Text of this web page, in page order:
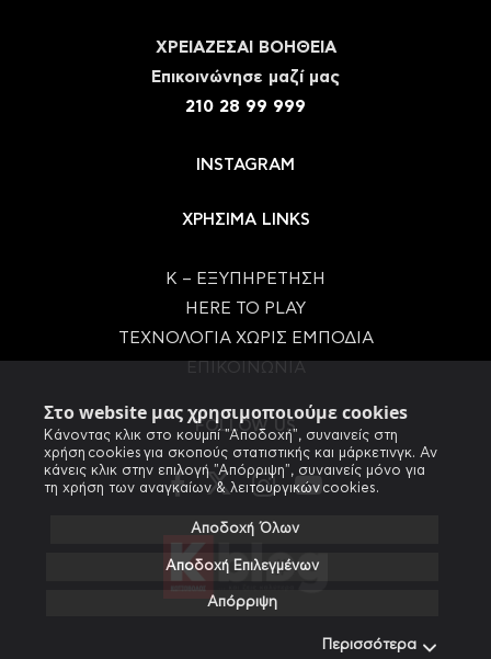
Στο website μας χρησιμοποιούμε cookies
Κάνοντας κλικ στο κουμπί "Αποδοχή", συναινείς στη
χρήση cookies για σκοπούς στατιστικής και μάρκετινγκ. Αν
κάνεις κλικ στην επιλογή "Απόρριψη", συναινείς μόνο για
τη χρήση των αναγκαίων & λειτουργικών cookies.
Αποδοχή Όλων
Αποδοχή Επιλεγμένων
Απόρριψη
Περισσότερα
ΧΡΕΙΑΖΕΣΑΙ ΒΟΗΘΕΙΑ
Eπικοινώνησε μαζί μας
210 28 99 999
INSTAGRAM
ΧΡΗΣΙΜΑ LINKS
Κ – ΕΞΥΠΗΡΕΤΗΣΗ
HERE TO PLAY
ΤΕΧΝΟΛΟΓΙΑ ΧΩΡΙΣ ΕΜΠΟΔΙΑ
FOLLOW US